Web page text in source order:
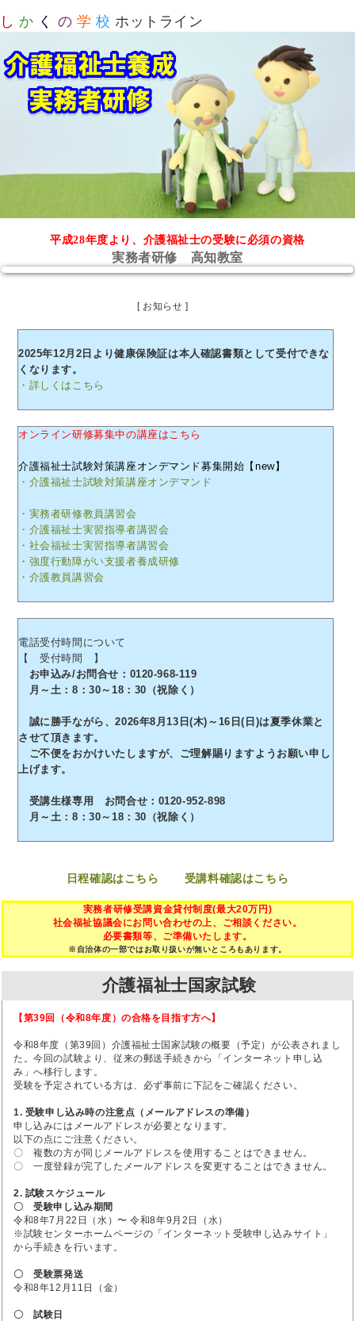
し か く の 学 校 ホットライン
平成28年度より、介護福祉士の受験に必須の資格
実務者研修 高知教室
[ お知らせ ]
2025年12月2日より健康保険証は本人確認書類として受付できな
くなります。
・詳しくはこちら
オンライン研修募集中の講座はこちら
介護福祉士試験対策講座オンデマンド募集開始【new】
・介護福祉士試験対策講座オンデマンド
・実務者研修教員講習会
・介護福祉士実習指導者講習会
・社会福祉士実習指導者講習会
・強度行動障がい支援者養成研修
・介護教員講習会
電話受付時間について
【 受付時間 】
お申込み/お問合せ：0120-968-119
月～土：8：30～18：30（祝除く）
誠に勝手ながら、2026年8月13日(木)～16日(日)は夏季休業と
させて頂きます。
ご不便をおかけいたしますが、ご理解賜りますようお願い申し
上げます。
受講生様専用 お問合せ：0120-952-898
月～土：8：30～18：30（祝除く）
日程確認はこちら 受講料確認はこちら
実務者研修受講資金貸付制度(最大20万円)
社会福祉協議会にお問い合わせの上、ご相談ください。
必要書類等、ご準備いたします。
※自治体の一部ではお取り扱いが無いところもあります。
介護福祉士国家試験
【第39回（令和8年度）の合格を目指す方へ】
令和8年度（第39回）介護福祉士国家試験の概要（予定）が公表されまし
た。今回の試験より、従来の郵送手続きから「インターネット申し込
み」へ移行します。
受験を予定されている方は、必ず事前に下記をご確認ください。
1. 受験申し込み時の注意点（メールアドレスの準備）
申し込みにはメールアドレスが必要となります。
以下の点にご注意ください。
〇 複数の方が同じメールアドレスを使用することはできません。
〇 一度登録が完了したメールアドレスを変更することはできません。
2. 試験スケジュール
〇 受験申し込み期間
令和8年7月22日（水）〜 令和8年9月2日（水）
※試験センターホームページの「インターネット受験申し込みサイト」
から手続きを行います。
〇 受験票発送
令和8年12月11日（金）
〇 試験日